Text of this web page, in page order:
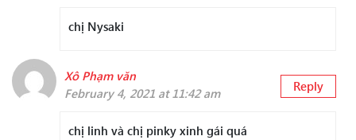
chị Nysaki
Xô Phạm văn
February 4, 2021 at 11:42 am
Reply
chị linh và chị pinky xinh gái quá